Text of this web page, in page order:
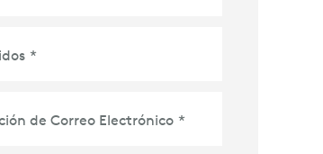
*
de Correo Electrónico *